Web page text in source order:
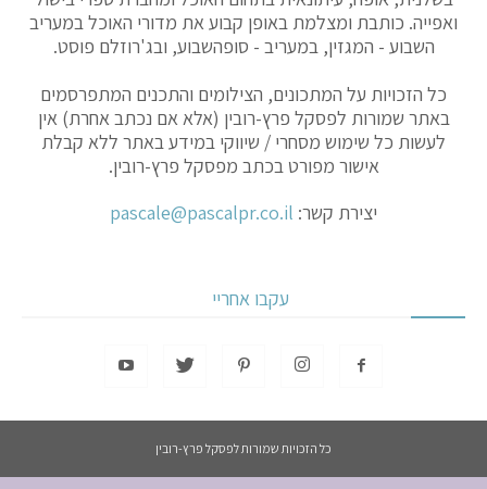
ואפייה. כותבת ומצלמת באופן קבוע את מדורי האוכל במעריב
השבוע - המגזין, במעריב - סופהשבוע, ובג'רוזלם פוסט.
כל הזכויות על המתכונים, הצילומים והתכנים המתפרסמים
באתר שמורות לפסקל פרץ-רובין (אלא אם נכתב אחרת) אין
לעשות כל שימוש מסחרי / שיווקי במידע באתר ללא קבלת
אישור מפורט בכתב מפסקל פרץ-רובין.
יצירת קשר: pascale@pascalpr.co.il
עקבו אחריי
כל הזכויות שמורות לפסקל פרץ-רובין